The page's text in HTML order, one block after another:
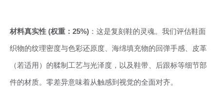
材料真实性 (权重：25%) ：这是复刻鞋的灵魂。我们评估鞋面
织物的纹理密度与色彩还原度、海绵填充物的回弹手感、皮革
（若适用）的鞣制工艺与光泽度，以及鞋带、后跟标等细节部
件的材质。零差异意味着从触感到视觉的全面对齐。